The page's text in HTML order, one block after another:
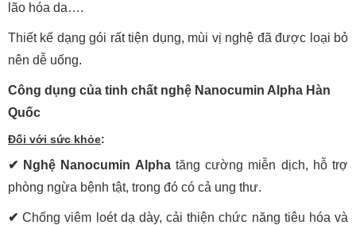
lão hóa da….
Thiết kế dạng gói rất tiện dụng, mùi vị nghệ đã được loại bỏ
nên dễ uống.
Công dụng của tinh chất nghệ Nanocumin Alpha Hàn
Quốc
Đối với sức khỏe:
✔ Nghệ Nanocumin Alphatăng cường miễn dịch, hỗ trợ
phòng ngừa bệnh tật, trong đó có cả ung thư.
✔Chống viêm loét dạ dày, cải thiện chức năng tiêu hóa và